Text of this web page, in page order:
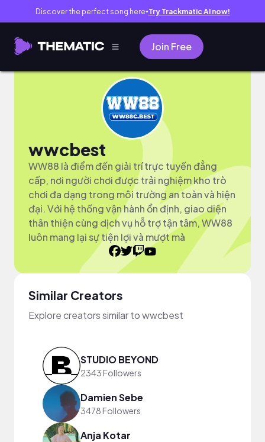
Discover the perfect song here● Try Trackmatic AI now!
Join Free
wwcbest
WW88 là điểm đến giải trí trực tuyến đẳng
cấp, nơi người chơi được trải nghiệm kho trò
chơi đa dạng trong môi trường an toàn và hiện
đại. Với hệ thống vận hành ổn định, giao diện
thân thiện cùng dịch vụ hỗ trợ tận tâm, WW88
luôn mang lại sự tiện lợi và mượt mà
Similar Creators
Explore creators similar to wwcbest
STUDIO BEYOND
2343 Followers
Damien Sebe
3478 Followers
Anja Kotar